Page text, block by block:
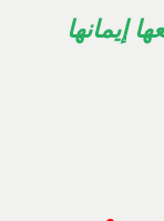
إيمانها